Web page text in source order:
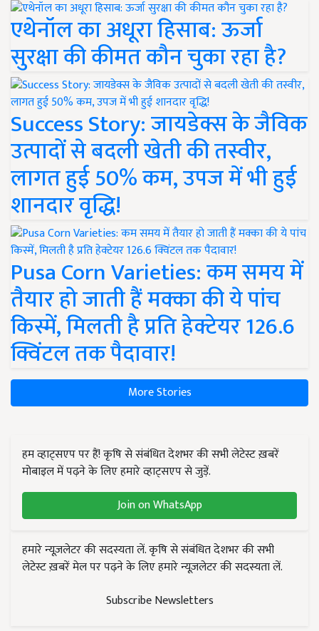
एथेनॉल का अधूरा हिसाब: ऊर्जा
सुरक्षा की कीमत कौन चुका रहा है?
Success Story: जायडेक्स के जैविक
उत्पादों से बदली खेती की तस्वीर,
लागत हुई 50% कम, उपज में भी हुई
शानदार वृद्धि!
Pusa Corn Varieties: कम समय में
तैयार हो जाती हैं मक्का की ये पांच
किस्में, मिलती है प्रति हेक्टेयर 126.6
क्विंटल तक पैदावार!
More Stories
हम व्हाट्सएप पर हैं! कृषि से संबंधित देशभर की सभी लेटेस्ट ख़बरें
मोबाइल में पढ़ने के लिए हमारे व्हाट्सएप से जुड़ें.
Join on WhatsApp
हमारे न्यूज़लेटर की सदस्यता लें. कृषि से संबंधित देशभर की सभी
लेटेस्ट ख़बरें मेल पर पढ़ने के लिए हमारे न्यूज़लेटर की सदस्यता लें.
Subscribe Newsletters